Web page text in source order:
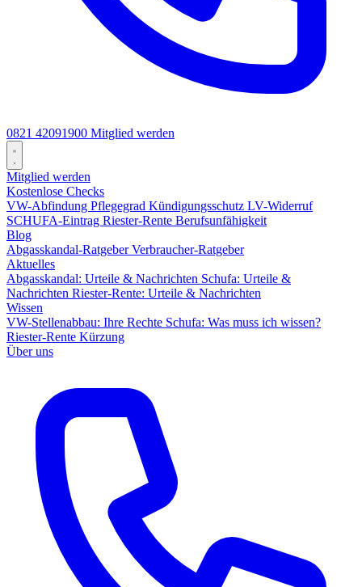
0821 42091900 Mitglied werden
Mitglied werden
Kostenlose Checks
VW-Abfindung Pflegegrad Kündigungsschutz LV-Widerruf
SCHUFA-Eintrag Riester-Rente Berufsunfähigkeit
Blog
Abgasskandal-RatgeberVerbraucher-Ratgeber
Aktuelles
Abgasskandal: Urteile & Nachrichten Schufa: Urteile &
Nachrichten Riester-Rente: Urteile & Nachrichten
Wissen
VW-Stellenabbau: Ihre Rechte Schufa: Was muss ich wissen?
Riester-Rente Kürzung
Über uns